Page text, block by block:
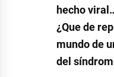
hecho
¿Que de
mundo de
del